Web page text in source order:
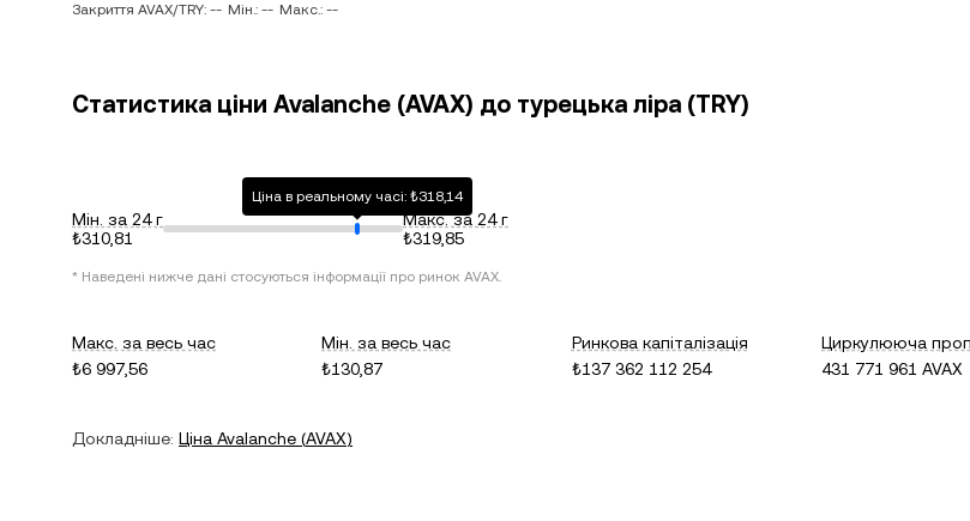
Закриття AVAX/TRY: -- Мін.: -- Макс.: --
Статистика ціни Avalanche (AVAX) до турецька ліра (TRY)
Мін. за 24 г
₺310,81
Ціна в реальному часі: ₺318,14
Макс. за 24 г
₺319,85
* Наведені нижче дані стосуються інформації про ринок AVAX.
Макс. за весь час
₺6 997,56
Мін. за весь час
₺130,87
Ринкова капіталізація
₺137 362 112 254
Циркулююча
431 771 961 AVAX
Докладніше: Ціна Avalanche (AVAX)